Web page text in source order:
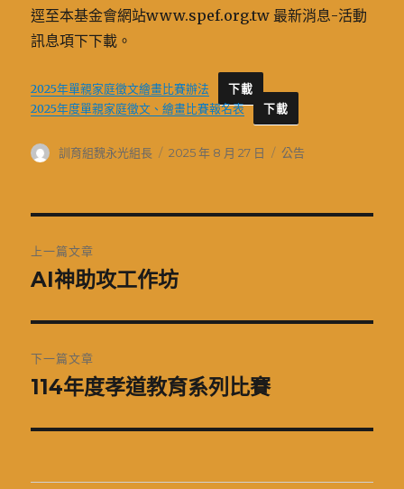
逕至本基金會網站www.spef.org.tw 最新消息-活動
訊息項下下載。
2025年單親家庭徵文繪畫比賽辦法 下載
2025年度單親家庭徵文、繪畫比賽報名表 下載
作
訓育組魏永光組長
發
2025 年 8 月 27 日
分
公告
章
覽
上一篇文章
上
篇
文
章:
AI神助攻工作坊
下一篇文章
下
篇
114年度孝道教育系列比賽